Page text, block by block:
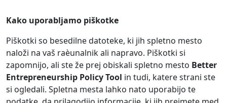
Kako uporabljamo piškotke
Piškotki so besedilne datoteke, ki jih spletno mesto
naloži na vaš raèunalnik ali napravo. Piškotki si
zapomnijo, ali ste že prej obiskali spletno mesto Better
Entrepreneurship Policy Tool in tudi, katere strani ste
si ogledali. Spletna mesta lahko nato uporabijo te